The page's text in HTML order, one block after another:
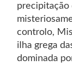
precipitação
controlo,
ilha grega
dominada